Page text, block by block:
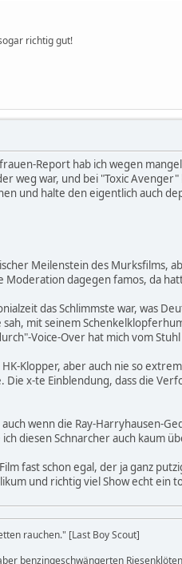
richtig gut!
Report hab ich wegen
weg war, und bei "Toxic
und halte den eigentlich auch
Meilenstein des Murksfilms,
dagegen famos, da
das Schlimmste war, was
mit seinem
Voice-Over hat mich vom
Klopper, aber auch nie so
x-te Einblendung, dass die
wenn die Ray-Harryhausen-
diesen Schnarcher auch kaum
fast schon egal, der ja ganz
und richtig viel Show echt ein
rauchen." [Last Boy Scout]
benzingeschwängerten